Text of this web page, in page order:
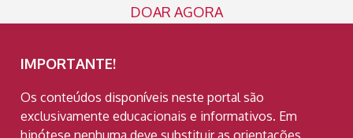
DOAR AGORA
IMPORTANTE!
Os conteúdos disponíveis neste portal são
exclusivamente educacionais e informativos. Em
hipótese nenhuma deve substituir as orientações